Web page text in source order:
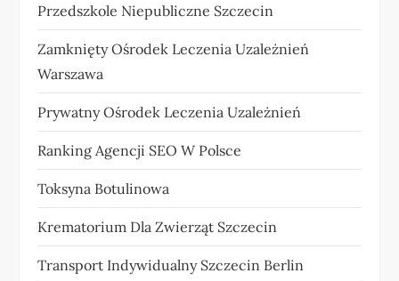
Przedszkole Niepubliczne Szczecin
Zamknięty Ośrodek Leczenia Uzależnień
Warszawa
Prywatny Ośrodek Leczenia Uzależnień
Ranking Agencji SEO W Polsce
Toksyna Botulinowa
Krematorium Dla Zwierząt Szczecin
Transport Indywidualny Szczecin Berlin